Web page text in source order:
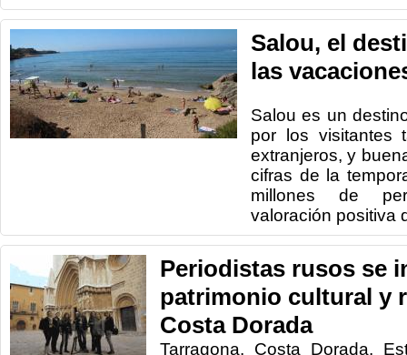
Salou, el
las
Salou es un
por los visitantes
extranjeros, y
cifras de la
millones de
valoración positiva
Periodistas rusos se
patrimonio cultural y
Costa Dorada
Tarragona. Costa Dorada.